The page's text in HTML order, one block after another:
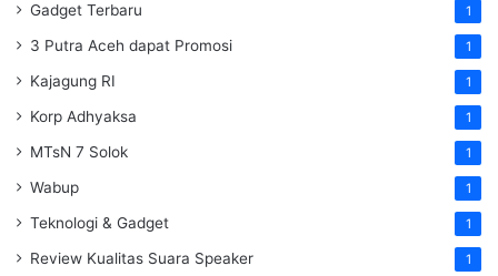
Gadget Terbaru 1
3 Putra Aceh dapat Promosi 1
Kajagung RI 1
Korp Adhyaksa 1
MTsN 7 Solok 1
Wabup 1
Teknologi & Gadget 1
Review Kualitas Suara Speaker 1